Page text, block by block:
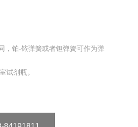
，铂-铱弹簧或者钽弹簧可作为弹
试剂瓶。